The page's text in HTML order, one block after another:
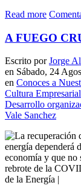
Read more
A FUEGO
Escrito porJorge
en Sábado, 24
en Conoces a
Cultura Empresarial
Desarrollo
Vale Sanchez